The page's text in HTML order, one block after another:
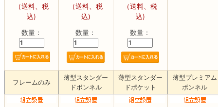
（送料、税
込)
数量：
（送料、税
込)
数量：
（送料、税
込)
数量：
フレームのみ
薄型スタンダー
ドボンネル
薄型スタンダー
ドポケット
薄型プレミアム
ボンネル